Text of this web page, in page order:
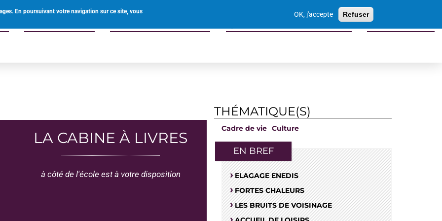
En poursuivant votre navigation sur ce site, vous
OK, j'accepte Refuser
Sports culture loisirs tourisme
0238597340 mairie@ouvrouer-les-champs.fr
LA CABINE À LIVRES
à côté de l'école est à votre disposition
THÉMATIQUE(S)
Cadre de vie Culture
EN BREF
ELAGAGE ENEDIS
FORTES CHALEURS
LES BRUITS DE VOISINAGE